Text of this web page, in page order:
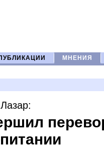
МНЕНИЯ
: